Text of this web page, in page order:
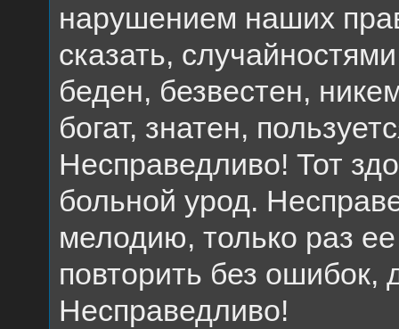
нарушением наших
сказать,
беден, безвестен,
богат, знатен,
Несправедливо! Тот
больной урод.
мелодию, только раз
повторить без ошибок,
Несправедливо!